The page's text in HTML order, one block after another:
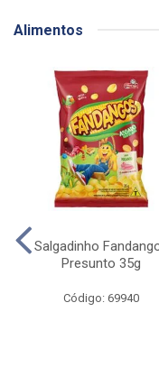
Alimentos
Salgadinho
Presunto 35g
Código: 69940